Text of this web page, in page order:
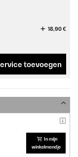
18,90 €
toevoegen
In mijn
winkelmandje